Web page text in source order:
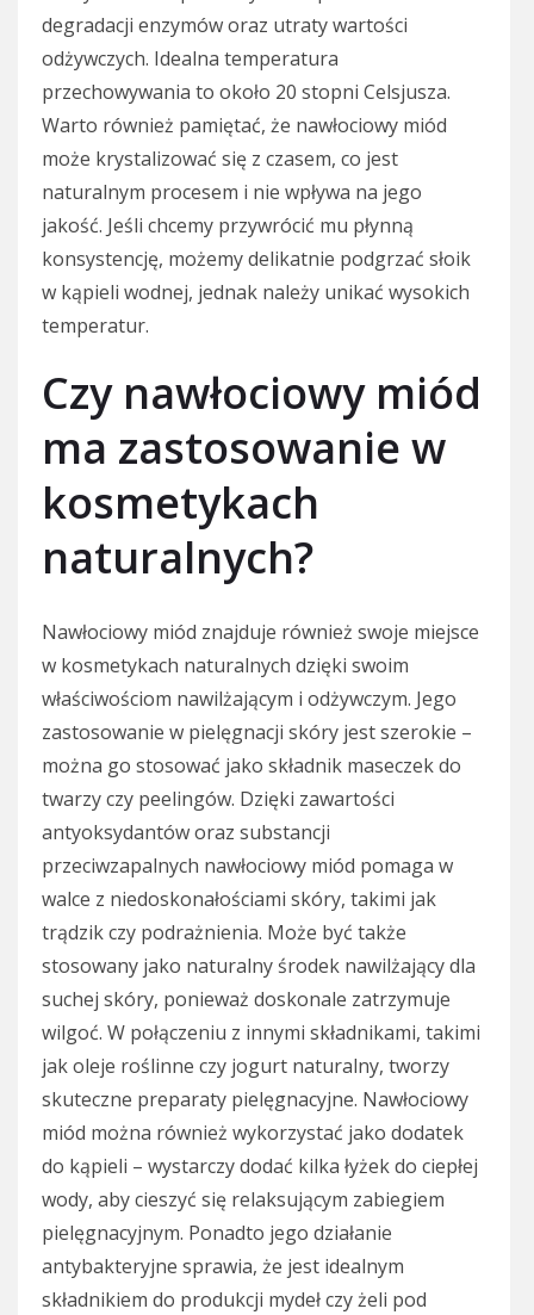
degradacji enzymów oraz utraty wartości
odżywczych. Idealna temperatura
przechowywania to około 20 stopni Celsjusza.
Warto również pamiętać, że nawłociowy miód
może krystalizować się z czasem, co jest
naturalnym procesem i nie wpływa na jego
jakość. Jeśli chcemy przywrócić mu płynną
konsystencję, możemy delikatnie podgrzać słoik
w kąpieli wodnej, jednak należy unikać wysokich
temperatur.
Czy nawłociowy miód
ma zastosowanie w
kosmetykach
naturalnych?
Nawłociowy miód znajduje również swoje miejsce
w kosmetykach naturalnych dzięki swoim
właściwościom nawilżającym i odżywczym. Jego
zastosowanie w pielęgnacji skóry jest szerokie –
można go stosować jako składnik maseczek do
twarzy czy peelingów. Dzięki zawartości
antyoksydantów oraz substancji
przeciwzapalnych nawłociowy miód pomaga w
walce z niedoskonałościami skóry, takimi jak
trądzik czy podrażnienia. Może być także
stosowany jako naturalny środek nawilżający dla
suchej skóry, ponieważ doskonale zatrzymuje
wilgoć. W połączeniu z innymi składnikami, takimi
jak oleje roślinne czy jogurt naturalny, tworzy
skuteczne preparaty pielęgnacyjne. Nawłociowy
miód można również wykorzystać jako dodatek
do kąpieli – wystarczy dodać kilka łyżek do ciepłej
wody, aby cieszyć się relaksującym zabiegiem
pielęgnacyjnym. Ponadto jego działanie
antybakteryjne sprawia, że jest idealnym
składnikiem do produkcji mydeł czy żeli pod